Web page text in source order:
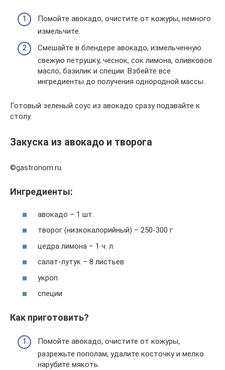
Помойте авокадо, очистите от кожуры, немного
измельчите.
Смешайте в блендере авокадо, измельченную
свежую петрушку, чеснок, сок лимона, оливковое
масло, базилик и специи. Взбейте все
ингредиенты до получения однородной массы.
Готовый зеленый соус из авокадо сразу подавайте к
столу.
Закуска из авокадо и творога
©gastronom.ru
Ингредиенты:
авокадо – 1 шт.
творог (низкокалорийный) – 250-300 г
цедра лимона – 1 ч. л.
салат-лутук – 8 листьев
укроп
специи
Как приготовить?
Помойте авокадо, очистите от кожуры,
разрежьте пополам, удалите косточку и мелко
нарубите мякоть.